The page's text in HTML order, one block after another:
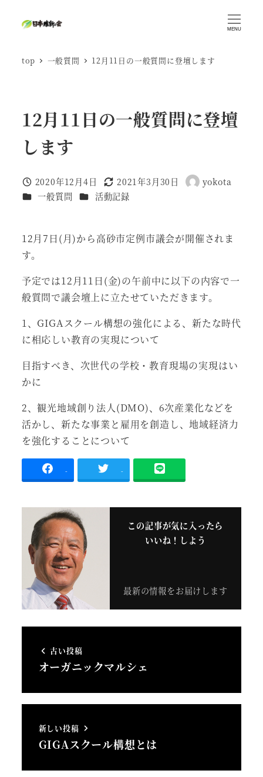
MENU
top 一般質問 12月11日の一般質問に登壇します
12月11日の一般質問に登壇
します
投稿日
2020年12月4日
更新日
2021年3月30日
著
yokota
カテゴリー
一般質問 カテゴリー
活動記録
12月7日(月)から高砂市定例市議会が開催されま
す。
予定では12月11日(金)の午前中に以下の内容で一
般質問で議会壇上に立たせていただきます。
1、GIGAスクール構想の強化による、新たな時代
に相応しい教育の実現について
目指すべき、次世代の学校・教育現場の実現はい
かに
2、観光地域創り法人(DMO)、6次産業化などを
活かし、新たな事業と雇用を創造し、地域経済力
を強化することについて
- -
この記事が気に入ったら
いいね！しよう
最新の情報をお届けします
古い投稿
オーガニックマルシェ
新しい投稿
GIGAスクール構想とは